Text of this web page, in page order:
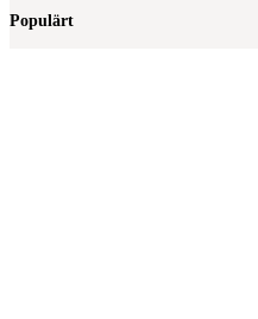
Populärt